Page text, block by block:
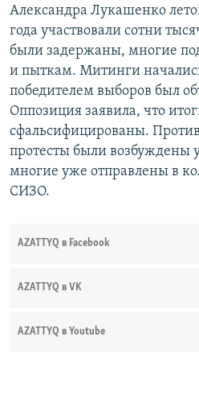
Александра Лукашенко
года участвовали сотни
были задержаны, многие
и пыткам. Митинги
победителем выборов был
Оппозиция заявила, что
сфальсифицированы.
протесты были возбуждены
многие уже отправлены в
СИЗО.
AZATTYQ в Facebook
AZATTYQ в VK
AZATTYQ в Youtube